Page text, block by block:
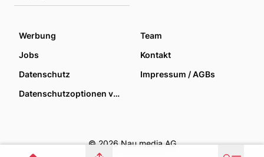
Werbung
Team
Jobs
Kontakt
Datenschutz
Impressum / AGBs
Datenschutzoptionen verwalten
© 2026 Nau media AG